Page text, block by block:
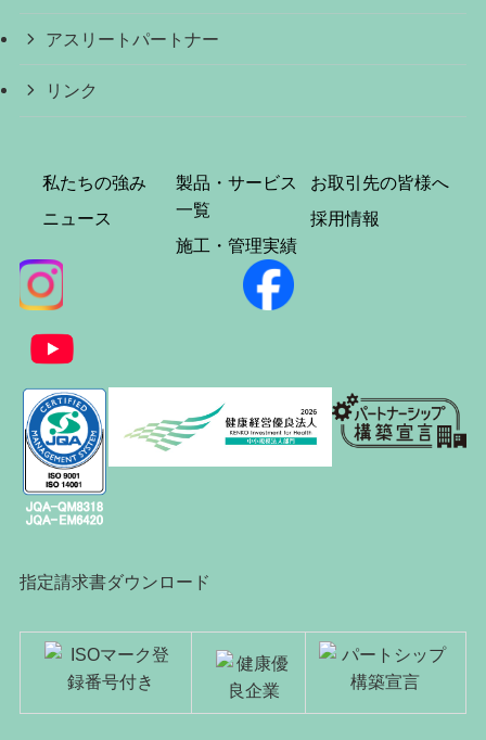
アスリートパートナー
リンク
私たちの強み
ニュース
製品・サービス
一覧
施工・管理実績
お取引先の皆様へ
採用情報
指定請求書ダウンロード